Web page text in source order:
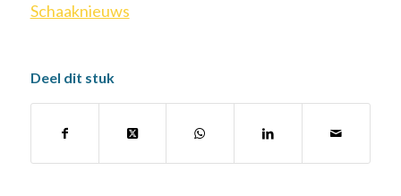
Schaaknieuws
Deel dit stuk